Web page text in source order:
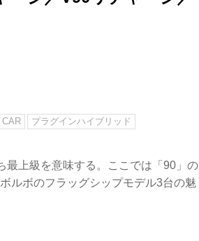
CAR プラグインハイブリッド
最上級を意味する。ここでは「90」の
ルボのフラッグシップモデル3台の魅